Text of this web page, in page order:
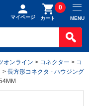
マイページ カート
0
MENU
オンライン > コネクター > コ
> 長方形コネクタ - ハウジング